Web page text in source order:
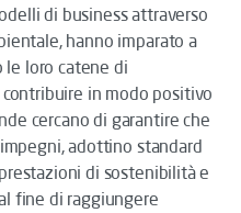
di business attraverso
hanno imparato a
le loro catene di
in modo positivo
cercano di garantire che
adottino standard
di sostenibilità e
fine di raggiungere